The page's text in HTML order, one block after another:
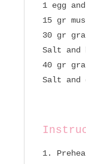
1 egg
15 gr
30 gr
Salt and
40 gr
Salt and